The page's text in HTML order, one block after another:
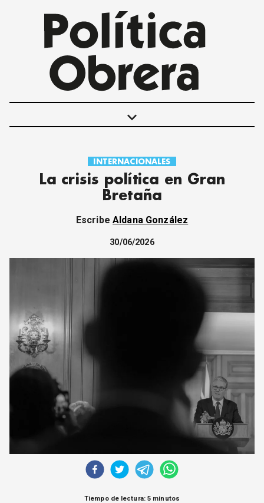
keyboard_arrow_down
POLÍTICAS
INTERNACIONALES
MOVIMIENTO OBRERO
ECONOMÍA
SOCIEDAD Y CULTURA
JUVENTUD
CORREO DE LECTORES
ALTAMIRA RESPONDE
INTERNACIONALES
La crisis política en Gran
Bretaña
Escribe Aldana González
30/06/2026
Tiempo de lectura: 5 minutos